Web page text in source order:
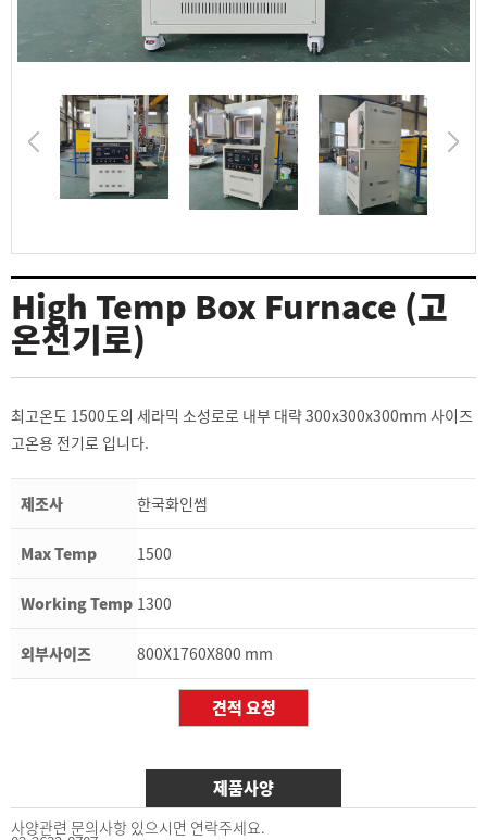
High Temp Box Furnace (고
온전기로)
최고온도 1500도의 세라믹 소성로로 내부 대략 300x300x300mm 사이즈
고온용 전기로 입니다.
제조사 한국화인썸
Max Temp 1500
Working Temp 1300
외부사이즈 800X1760X800 mm
제품사양
사양관련 문의사항 있으시면 연락주세요.